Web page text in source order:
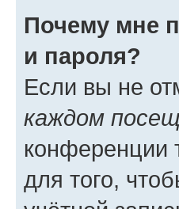
Почему мне
и пароля?
Если вы не
каждом
конференции
для того,